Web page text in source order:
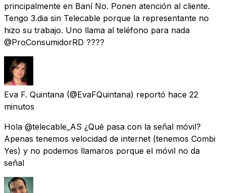
principalmente en Baní No. Ponen atención al cliente.
Tengo 3.dia sin Telecable porque la representante no
hizo su trabajo. Uno llama al teléfono para nada
@ProConsumidorRD ????
Eva F. Quintana (@EvaFQuintana) reportó hace 22
minutos
Hola @telecable_AS ¿Qué pasa con la señal móvil?
Apenas tenemos velocidad de internet (tenemos Combi
Yes) y no podemos llamaros porque el móvil no da
señal